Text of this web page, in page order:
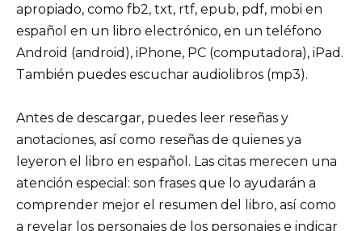
apropiado, como fb2, txt, rtf, epub, pdf, mobi en
español en un libro electrónico, en un teléfono
Android (android), iPhone, PC (computadora), iPad.
También puedes escuchar audiolibros (mp3).
Antes de descargar, puedes leer reseñas y
anotaciones, así como reseñas de quienes ya
leyeron el libro en español. Las citas merecen una
atención especial: son frases que lo ayudarán a
comprender mejor el resumen del libro, así como
a revelar los personajes de los personajes e indicar